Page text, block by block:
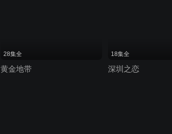
28集全
黄金地带
18集全
深圳之恋